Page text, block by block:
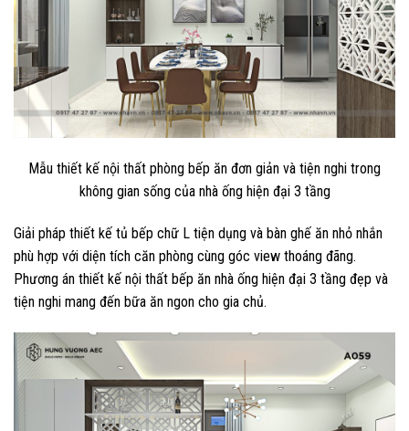
Mẫu thiết kế nội thất phòng bếp ăn đơn giản và tiện nghi trong
không gian sống của nhà ống hiện đại 3 tầng
Giải pháp thiết kế tủ bếp chữ L tiện dụng và bàn ghế ăn nhỏ nhắn
phù hợp với diện tích căn phòng cùng góc view thoáng đãng.
Phương án thiết kế nội thất bếp ăn nhà ống hiện đại 3 tầng đẹp và
tiện nghi mang đến bữa ăn ngon cho gia chủ.